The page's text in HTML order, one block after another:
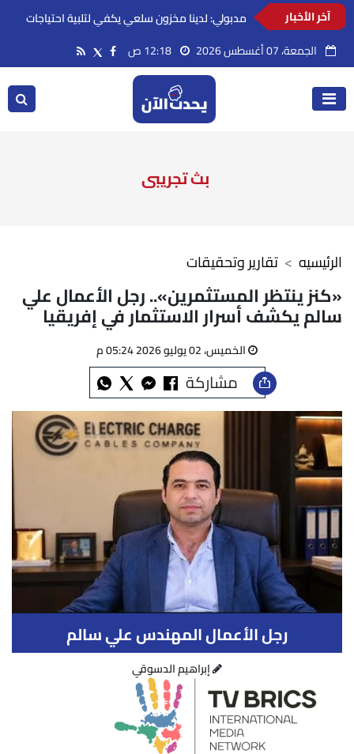
آخر الأخبار
مدبولي: لدينا مخزون سلعي يكفي لتلبية احتياجات
الجمعة، 07 أغسطس 2026
بث تجريبى
تقارير وتحقيقات الرئيسيه
«كنز ينتظر المستثمرين».. رجل الأعمال علي
سالم يكشف أسرار الاستثمار في إفريقيا
الخميس، 02 يوليو 2026 05:24 م
مشاركة
رجل الأعمال المهندس علي سالم
إبراهيم الدسوقي